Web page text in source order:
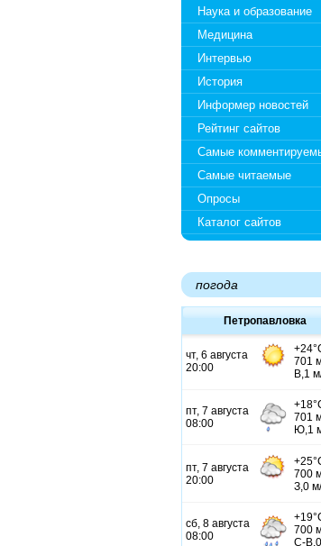
Наука и образование
Медицина
Интервью
История
Информер новостей
Рейтинг сайтов
Самые
Самые читаемые
Опросы
Каталог сайтов
погода
Петропавловка